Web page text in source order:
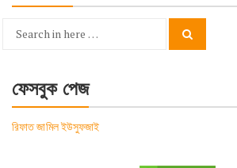
Search
ফেসবুক পেজ
রিফাত জামিল ইউসুফজাই